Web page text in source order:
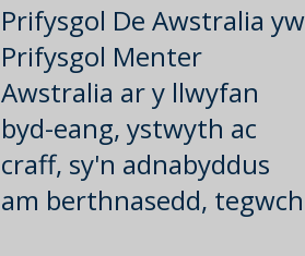
Prifysgol De Awstralia yw
Prifysgol Menter
Awstralia ar y llwyfan
byd-eang, ystwyth ac
craff, sy'n adnabyddus
am berthnasedd, tegwch